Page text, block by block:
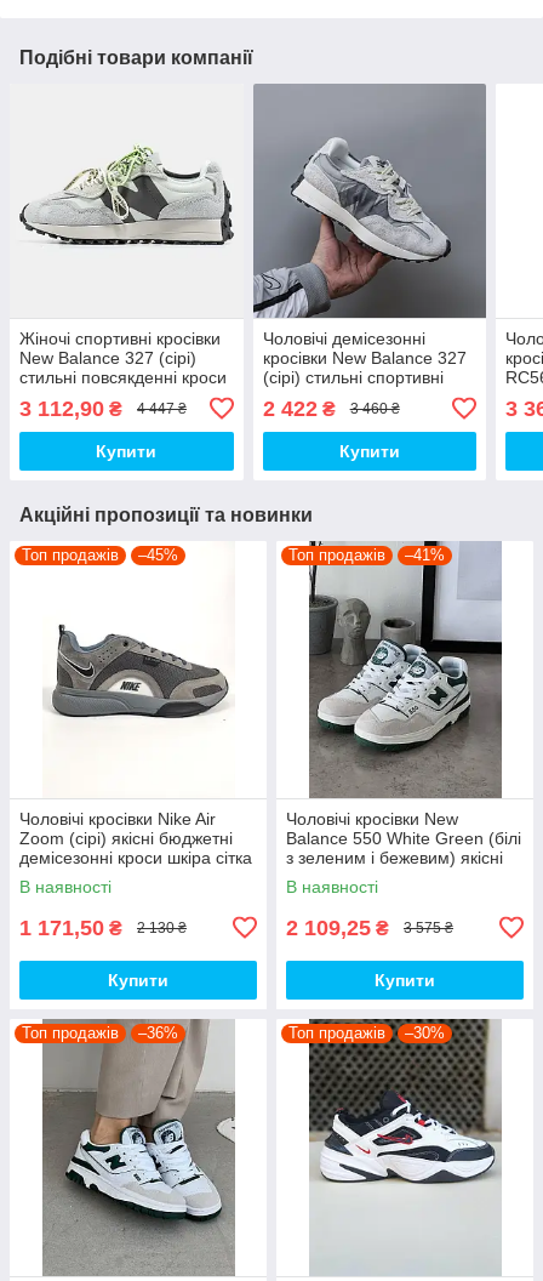
Подібні товари компанії
Жіночі спортивні кросівки
New Balance 327 (сірі)
стильні повсякденні кроси
3 112,90 ₴ 4 447 ₴
Купити
Чоловічі демісезонні
кросівки New Balance 327
(сірі) стильні спортивні
кроси 2764 Нью Беленс
top
2 422₴ 3 460 ₴
Купити
топ
3
Акційні пропозиції та новинки
Топ продажів –45%
Чоловічі кросівки Nike Air
Zoom (сірі) якісні бюджетні
демісезонні кроси шкіра сітка
D426 топ
В наявності
1 171,50 ₴ 2 130 ₴
Купити
Топ продажів –41%
Чоловічі кросівки New
Balance 550 White Green (білі
з зеленим і бежевим) якісні
модні кроси NB020 топ
В наявності
2 109,25 ₴ 3 575 ₴
Купити
Топ продажів –36% Топ продажів –30%